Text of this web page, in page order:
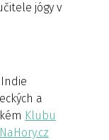
jógy v
a
Klubu